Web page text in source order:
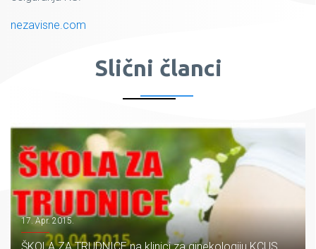
nezavisne.com
Slični članci
17. Apr. 2015.
ŠKOLA ZA TRUDNICE na klinici za ginekologiju KCUS